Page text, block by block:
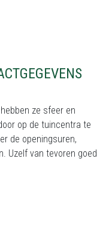
ze sfeer en
op de tuincentra te
de openingsuren,
Uzelf van tevoren goed